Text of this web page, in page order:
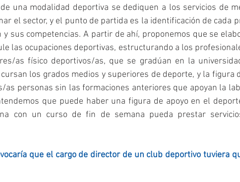
una modalidad deportiva se dediquen a los servicios de
el sector, y el punto de partida es la identificación de cada
y sus competencias. A partir de ahí, proponemos que se
las ocupaciones deportivas, estructurando a los
as físico deportivos/as, que se gradúan en la
los grados medios y superiores de deporte, y la figura
as personas sin las formaciones anteriores que apoyan la
que puede haber una figura de apoyo en el
con un curso de fin de semana pueda prestar
que el cargo de director de un club deportivo tuviera